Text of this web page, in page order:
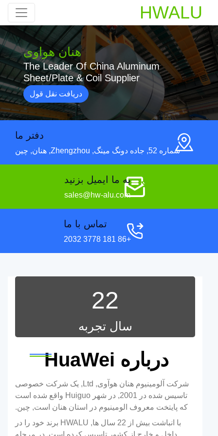
HWALU
هنان هواوی
The Leader Of China Aluminum
Sheet/Plate & Coil Supplier
دریافت نقل قول
دفتر ما
شماره 52, جاده دونگ مینگ, Zhengzhou, هنان, چین
به ما ایمیل بزنید
sales@hw-alu.com
تماس با ما
+86 181 3778 2032
22
سال تجربه
درباره HuaWei
شرکت آلومینیوم هنان هوآوی, Ltd, یک شرکت خصوصی
تاسیس شده در 2001, در شهر Huiguo واقع شده است
که پایتخت معروف الومینیوم در استان هنان است, چین.
با انباشت بیش از 22 سال ها, HWALU برند خود را در
داخل و خارج از کشور تاسیس کرده است. در مرحله